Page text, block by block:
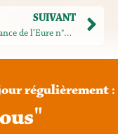
SUIVANT
Connaissance de l’Eure n°115
régulièrement :
ous"